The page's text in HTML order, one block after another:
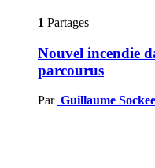
1 Partages
Nouvel incendie
parcourus
Par Guillaume